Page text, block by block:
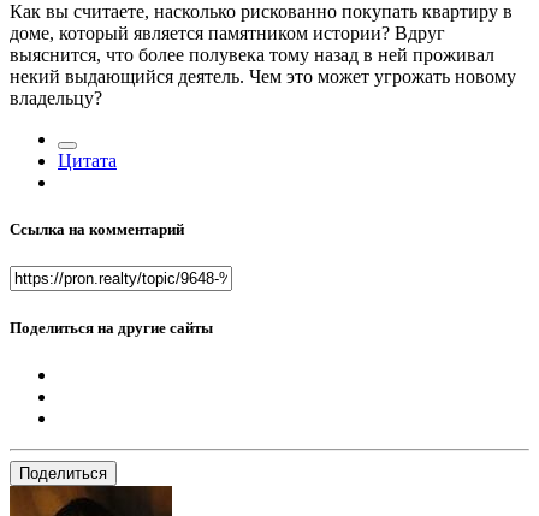
Как вы считаете, насколько рискованно покупать квартиру в
доме, который является памятником истории? Вдруг
выяснится, что более полувека тому назад в ней проживал
некий выдающийся деятель. Чем это может угрожать новому
владельцу?
Цитата
Ссылка на комментарий
Поделиться на другие сайты
Поделиться